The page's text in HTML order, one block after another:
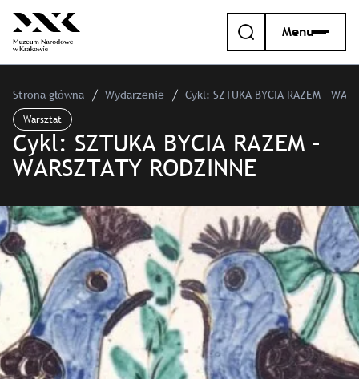
Menu
Strona główna Wydarzenie
Cykl: SZTUKA BYCIA RAZEM –
Warsztat
Cykl: SZTUKA BYCIA RAZEM –
WARSZTATY RODZINNE